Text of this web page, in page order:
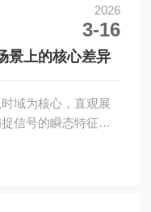
功率值形式显示出
过电缆连接，以此
频率、功率电平以
常会配...
2026
3-16
景上的核心差异
域为核心，直观展
信号的瞬态特征、
为不同频率分量的